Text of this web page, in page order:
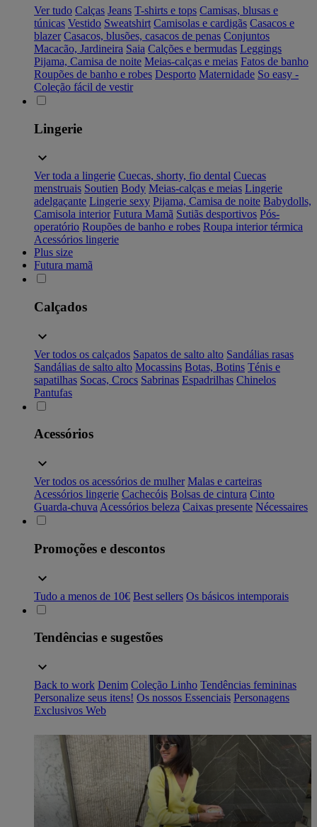
Ver tudo Calças Jeans T-shirts e tops Camisas, blusas e
túnicas Vestido Sweatshirt Camisolas e cardigãs Casacos e
blazer Casacos, blusões, casacos de penas Conjuntos
Macacão, Jardineira Saia Calções e bermudas Leggings
Pijama, Camisa de noite Meias-calças e meias Fatos de banho
Roupões de banho e robes Desporto Maternidade So easy -
Coleção fácil de vestir
Lingerie
Ver toda a lingerie Cuecas, shorty, fio dental Cuecas
menstruais Soutien Body Meias-calças e meias Lingerie
adelgaçante Lingerie sexy Pijama, Camisa de noite Babydolls,
Camisola interior Futura Mamã Sutiãs desportivos Pós-
operatório Roupões de banho e robes Roupa interior térmica
Acessórios lingerie
Plus size
Futura mamã
Calçados
Ver todos os calçados Sapatos de salto alto Sandálias rasas
Sandálias de salto alto Mocassins Botas, Botins Ténis e
sapatilhas Socas, Crocs Sabrinas Espadrilhas Chinelos
Pantufas
Acessórios
Ver todos os acessórios de mulher Malas e carteiras
Acessórios lingerie Cachecóis Bolsas de cintura Cinto
Guarda-chuva Acessórios beleza Caixas presente Nécessaires
Promoções e descontos
Tudo a menos de 10€ Best sellers Os básicos intemporais
Tendências e sugestões
Back to work Denim Coleção Linho Tendências femininas
Personalize seus itens! Os nossos Essenciais Personagens
Exclusivos Web